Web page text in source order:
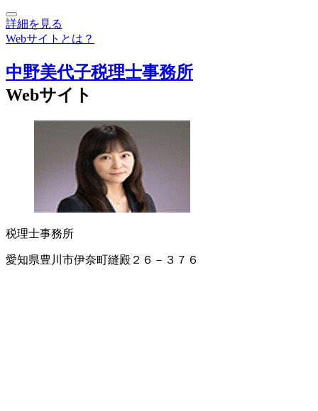
詳細を見る
Webサイトとは？
中野美代子税理士事務所
Webサイト
税理士事務所
愛知県豊川市伊奈町縫殿２６－３７６